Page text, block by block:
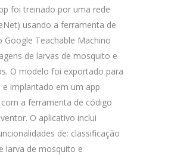
foi treinado por uma rede
usando a ferramenta de
Google Teachable Machino
de larvas de mosquito e
O modelo foi exportado para
e implantado em um app
a ferramenta de código
O aplicativo inclui
de: classificação
larva de mosquito e